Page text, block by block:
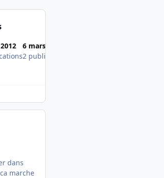
6 mars 2010
2 publications
dans
marche